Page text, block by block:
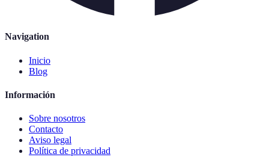
Navigation
Inicio
Blog
Información
Sobre nosotros
Contacto
Aviso legal
Política de privacidad